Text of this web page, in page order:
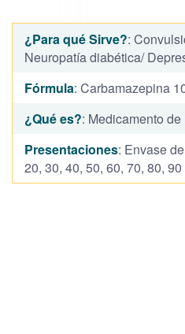
¿Para qué Sirve?:
Neuropatía diabética/
Fórmula: Carbamazepina
¿Qué es?: Medicamento de
Presentaciones: Envase
20, 30, 40, 50, 60, 70, 80,